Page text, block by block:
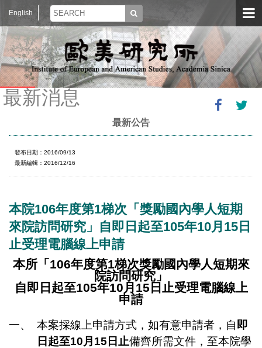
English
最新消息
最新公告
發布日期：2016/09/13
最新編輯：2016/12/16
本院106年度第1梯次「獎勵國內學人短期
來院訪問研究」自即日起至105年10月15日
止受理電腦線上申請
本所「 106年度第1梯次獎勵國內學人短期來
院訪問研究」
自即日起至105年10月 15 日止受理電腦線上
申請
一、 本案採線上申請方式，如有意申請者，自即
日起至10月 15 日止備齊所需文件 ， 至本院學